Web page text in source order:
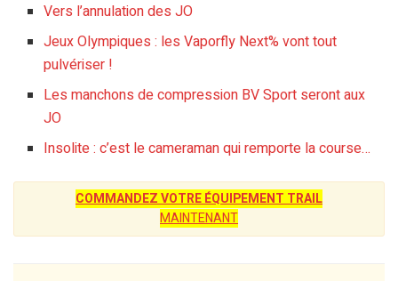
Vers l’annulation des JO
Jeux Olympiques : les Vaporfly Next% vont tout
pulvériser !
Les manchons de compression BV Sport seront aux
JO
Insolite : c’est le cameraman qui remporte la course…
COMMANDEZ VOTRE ÉQUIPEMENT TRAIL
MAINTENANT